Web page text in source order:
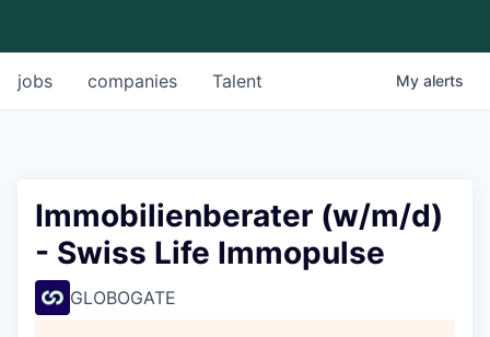
jobs companies Talent My alerts
Immobilienberater (w/m/d)
- Swiss Life Immopulse
GLOBOGATE